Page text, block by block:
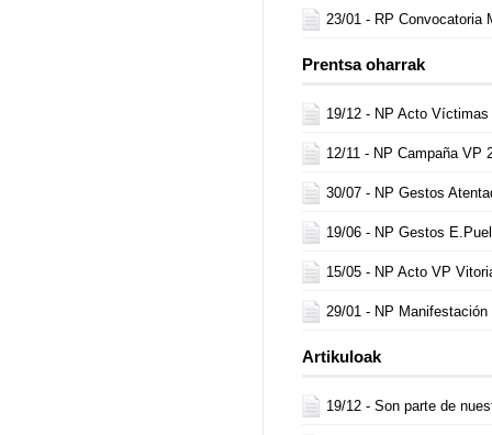
23/01 - RP Convocatoria
Prentsa oharrak
19/12 - NP Acto Víctimas
12/11 - NP Campaña VP
30/07 - NP Gestos
19/06 - NP Gestos
15/05 - NP Acto VP
29/01 - NP Manifestación
Artikuloak
19/12 - Son parte de